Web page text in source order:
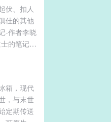
伏、扣人
佳的其他
-作者李晓
的笔记最
箱，现代
，与末世
定期传送